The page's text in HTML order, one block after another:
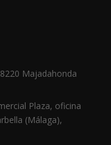
Majadahonda
Plaza, oficina
(Málaga),